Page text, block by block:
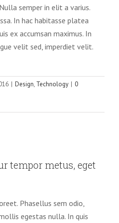
semper in elit a varius.
In hac habitasse platea
ex accumsan maximus. In
velit sed, imperdiet velit.
| Design, Technology | 0
Trending
tempor metus, eget
Phasellus sem odio,
egestas nulla. In quis